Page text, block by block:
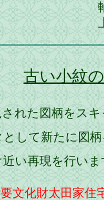
古い小紋
れた図柄をス
して新たに図
い再現を行いま
文化財太田家住